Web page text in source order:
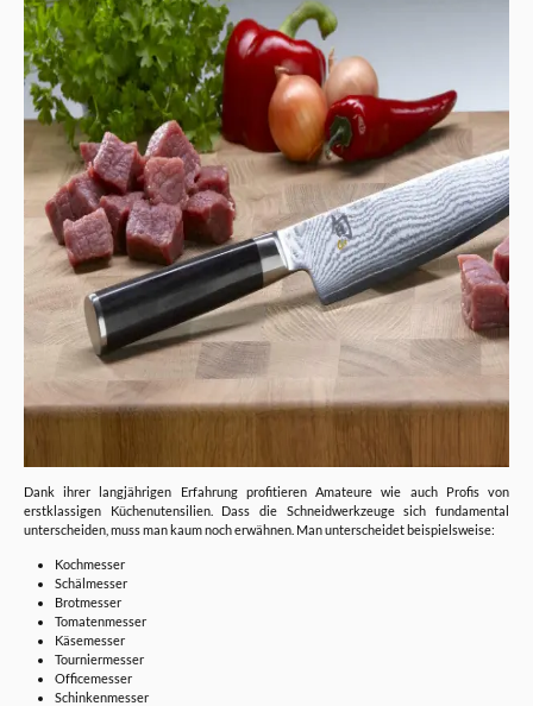
Dank ihrer langjährigen Erfahrung profitieren Amateure wie auch Profis von
erstklassigen Küchenutensilien. Dass die Schneidwerkzeuge sich fundamental
unterscheiden, muss man kaum noch erwähnen. Man unterscheidet beispielsweise:
Kochmesser
Schälmesser
Brotmesser
Tomatenmesser
Käsemesser
Tourniermesser
Officemesser
Schinkenmesser